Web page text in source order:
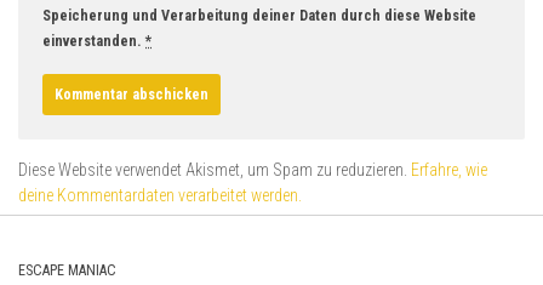
Speicherung und Verarbeitung deiner Daten durch diese Website
einverstanden. *
Diese Website verwendet Akismet, um Spam zu reduzieren. Erfahre, wie
deine Kommentardaten verarbeitet werden.
ESCAPE MANIAC